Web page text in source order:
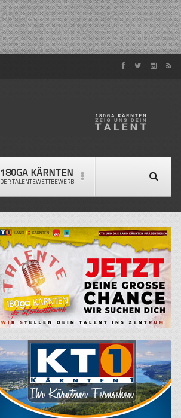
180GA KÄRNTEN
DER TALENTEWETTBEWERB